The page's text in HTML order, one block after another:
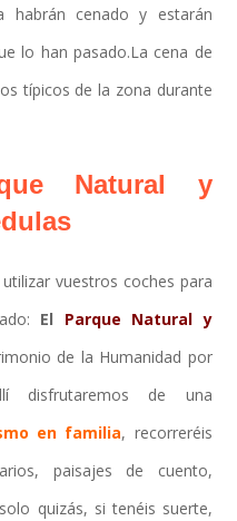
habrán cenado y estarán
lo han pasado.La cena de
típicos de la zona durante
Natural y
vuestros coches para
El Parque Natural y
de la Humanidad por
disfrutaremos de una
en familia, recorreréis
paisajes de cuento,
quizás, si tenéis suerte,